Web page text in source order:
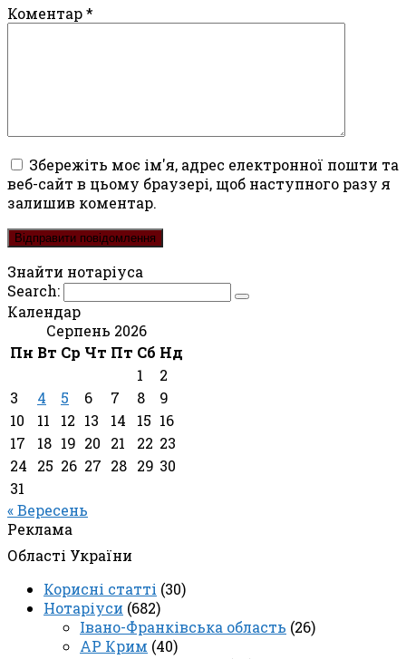
Коментар*
Збережіть моє ім'я, адрес електронної пошти та
веб-сайт в цьому браузері, щоб наступного разу я
залишив коментар.
Знайти нотаріуса
Search:
Календар
Серпень 2026
Пн Вт Ср Чт Пт Сб Нд
1
2
3
4 5 6 7 8
9
10
11 12 13 14 15 16
17
18 19 20 21 22 23
24
25 26 27 28 29 30
31
« Вересень
Реклама
Області України
Корисні статті (30)
Нотаріуси (682)
Івано-Франківська область (26)
АР Крим (40)